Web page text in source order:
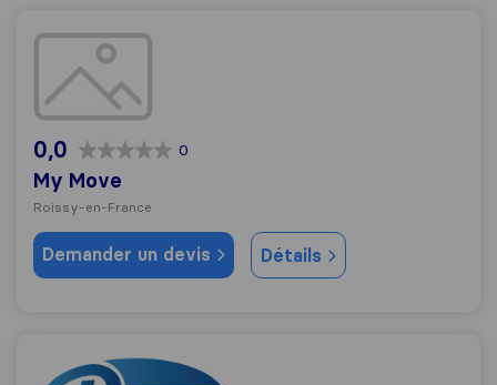
My Move
0,0 0
My Move
Roissy-en-France
Demander un devis Détails
P trans - Transport & Déménagement Europe Maroc